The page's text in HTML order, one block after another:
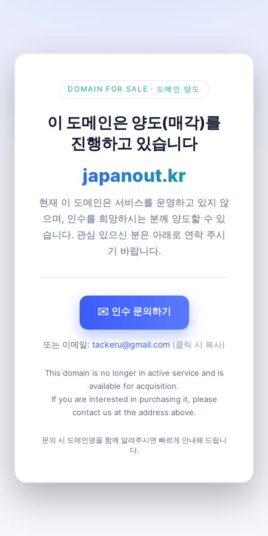
DOMAIN FOR SALE · 도메인 양도
이 도메인은 양도(매각)를
진행하고 있습니다
japanout.kr
현재 이 도메인은 서비스를 운영하고 있지 않
으며, 인수를 희망하시는 분께 양도할 수 있
습니다. 관심 있으신 분은 아래로 연락 주시
기 바랍니다.
✉️ 인수 문의하기
또는 이메일: tackeru@gmail.com (클릭 시 복사)
This domain is no longer in active service and is
available for acquisition.
If you are interested in purchasing it, please
contact us at the address above.
문의 시 도메인명을 함께 알려주시면 빠르게 안내해 드립니
다.